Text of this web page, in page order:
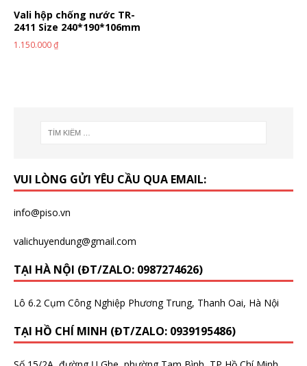
Vali hộp chống nước TR-
2411 Size 240*190*106mm
1.150.000₫
VUI LÒNG GỬI YÊU CẦU QUA EMAIL:
info@piso.vn
valichuyendung@gmail.com
TẠI HÀ NỘI (ĐT/ZALO: 0987274626)
Lô 6.2 Cụm Công Nghiệp Phương Trung, Thanh Oai, Hà Nội
TẠI HỒ CHÍ MINH (ĐT/ZALO: 0939195486)